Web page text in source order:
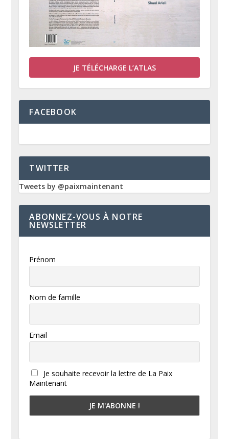
JE TÉLÉCHARGE L’ATLAS
FACEBOOK
TWITTER
Tweets by @paixmaintenant
ABONNEZ-VOUS À NOTRE
NEWSLETTER
Prénom
Nom de famille
Email
Je souhaite recevoir la lettre de La Paix
Maintenant